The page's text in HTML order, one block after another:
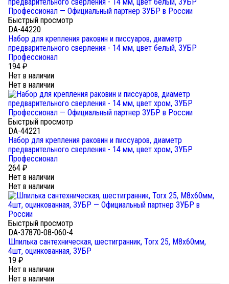
Быстрый просмотр
DA-44220
Набор для крепления раковин и писсуаров, диаметр
предварительного сверления - 14 мм, цвет белый, ЗУБР
Профессионал
194 ₽
Нет в наличии
Нет в наличии
Быстрый просмотр
DA-44221
Набор для крепления раковин и писсуаров, диаметр
предварительного сверления - 14 мм, цвет xром, ЗУБР
Профессионал
264 ₽
Нет в наличии
Нет в наличии
Быстрый просмотр
DA-37870-08-060-4
Шпилька сантехническая, шестигранник, Torx 25, М8x60мм,
4шт, оцинкованная, ЗУБР
19 ₽
Нет в наличии
Нет в наличии